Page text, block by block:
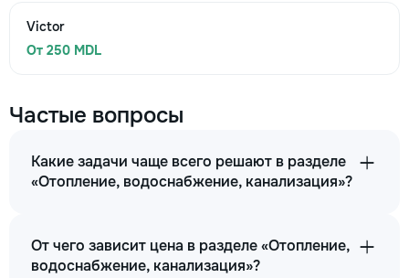
Victor
От 250 MDL
Частые вопросы
Какие задачи чаще всего решают в разделе
«Отопление, водоснабжение, канализация»?
От чего зависит цена в разделе «Отопление,
водоснабжение, канализация»?